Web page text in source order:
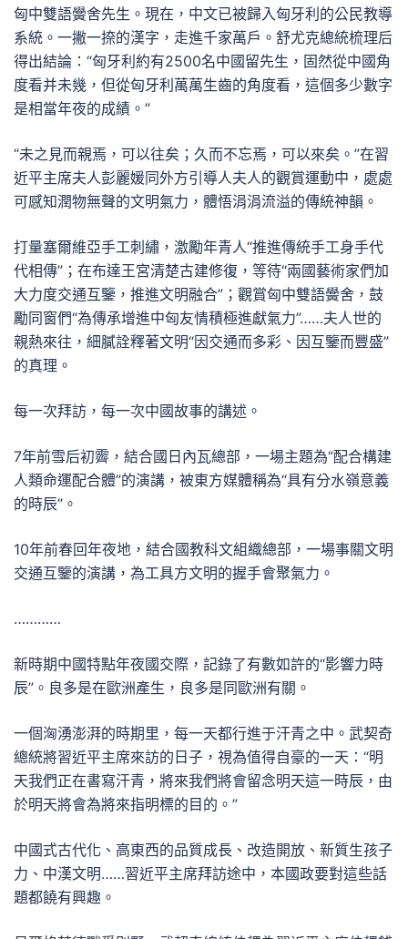
匈中雙語黌舍先生。現在，中文已被歸入匈牙利的公民教導
系統。一撇一捺的漢字，走進千家萬戶。舒尤克總統梳理后
得出結論：“匈牙利約有2500名中國留先生，固然從中國角
度看并未幾，但從匈牙利萬萬生齒的角度看，這個多少數字
是相當年夜的成績。”
“未之見而親焉，可以往矣；久而不忘焉，可以來矣。”在習
近平主席夫人彭麗媛同外方引導人夫人的觀賞運動中，處處
可感知潤物無聲的文明氣力，體悟涓涓流溢的傳統神韻。
打量塞爾維亞手工刺繡，激勵年青人“推進傳統手工身手代
代相傳”；在布達王宮清楚古建修復，等待“兩國藝術家們加
大力度交通互鑒，推進文明融合”；觀賞匈中雙語黌舍，鼓
勵同窗們“為傳承增進中匈友情積極進獻氣力”……夫人世的
親熱來往，細膩詮釋著文明“因交通而多彩、因互鑒而豐盛”
的真理。
每一次拜訪，每一次中國故事的講述。
7年前雪后初霽，結合國日內瓦總部，一場主題為“配合構建
人類命運配合體”的演講，被東方媒體稱為“具有分水嶺意義
的時辰”。
10年前春回年夜地，結合國教科文組織總部，一場事關文明
交通互鑒的演講，為工具方文明的握手會聚氣力。
…………
新時期中國特點年夜國交際，記錄了有數如許的“影響力時
辰”。良多是在歐洲產生，良多是同歐洲有關。
一個洶湧澎湃的時期里，每一天都行進于汗青之中。武契奇
總統將習近平主席來訪的日子，視為值得自豪的一天：“明
天我們正在書寫汗青，將來我們將會留念明天這一時辰，由
於明天將會為將來指明標的目的。”
中國式古代化、高東西的品質成長、改造開放、新質生孩子
力、中漢文明……習近平主席拜訪途中，本國政要對這些話
題都饒有興趣。